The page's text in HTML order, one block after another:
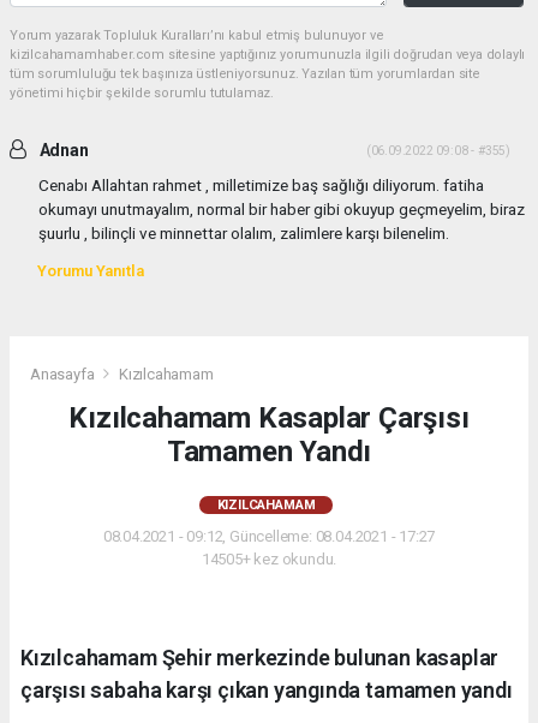
Yorum yazarak Topluluk Kuralları’nı kabul etmiş bulunuyor ve
kizilcahamamhaber.com sitesine yaptığınız yorumunuzla ilgili doğrudan veya dolaylı
tüm sorumluluğu tek başınıza üstleniyorsunuz. Yazılan tüm yorumlardan site
yönetimi hiçbir şekilde sorumlu tutulamaz.
Adnan (06.09.2022 09:08 - #355)
Cenabı Allahtan rahmet , milletimize baş sağlığı diliyorum. fatiha
okumayı unutmayalım, normal bir haber gibi okuyup geçmeyelim, biraz
şuurlu , bilinçli ve minnettar olalım, zalimlere karşı bilenelim.
Yorumu Yanıtla
Anasayfa Kızılcahamam
Kızılcahamam Kasaplar Çarşısı
Tamamen Yandı
KIZILCAHAMAM
08.04.2021 - 09:12, Güncelleme: 08.04.2021 - 17:27
14505+ kez okundu.
Kızılcahamam Şehir merkezinde bulunan kasaplar
çarşısı sabaha karşı çıkan yangında tamamen yandı